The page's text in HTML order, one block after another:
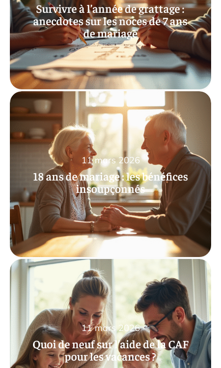
Survivre à l’année de grattage :
anecdotes sur les noces de 7 ans
de mariage
18 ans de mariage : les bénéfices
insoupçonnés
11 mars 2026
Quoi de neuf sur l’aide de la CAF
pour les vacances ?
11 mars 2026